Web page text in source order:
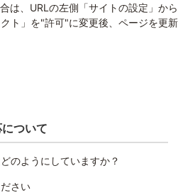
は、URLの左側「サイトの設定」から
クト」を"許可"に変更後、ページを更新
ついて
のようにしていますか？
さい